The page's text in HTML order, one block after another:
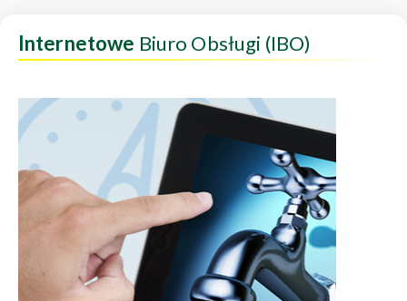
Internetowe Biuro Obsługi (IBO)